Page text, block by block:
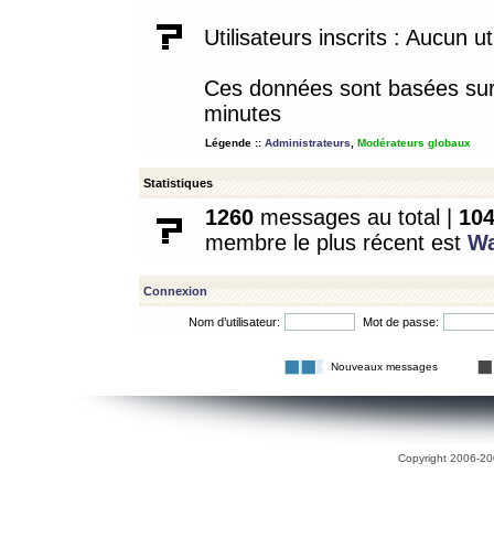
Utilisateurs inscrits : Aucun
Ces données sont basées
minutes
Légende :: Administrateurs Modérateurs globaux
Statistiques
1260 messages au total | 104
membre le plus récent est
Connexion
Nom d’utilisateur: Mot de passe:
Nouveaux messages
Copyright 2006-